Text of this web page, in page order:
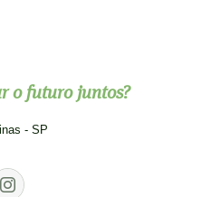
o futuro juntos?
- SP